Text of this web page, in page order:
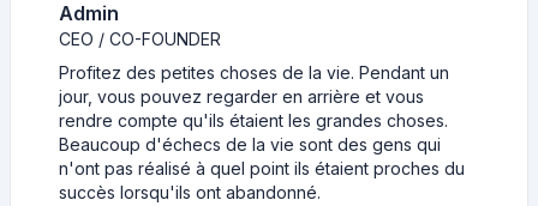
Admin
CEO / CO-FOUNDER
Profitez des petites choses de la vie. Pendant un
jour, vous pouvez regarder en arrière et vous
rendre compte qu'ils étaient les grandes choses.
Beaucoup d'échecs de la vie sont des gens qui
n'ont pas réalisé à quel point ils étaient proches du
succès lorsqu'ils ont abandonné.